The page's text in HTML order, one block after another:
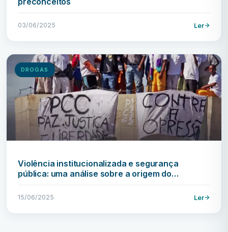
03/06/2025 Ler
DROGAS
Violência institucionalizada e segurança
pública: uma análise sobre a origem do…
15/06/2025 Ler